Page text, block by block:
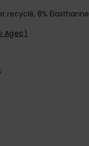
recyclé, 8% Élasthanne
Agec)